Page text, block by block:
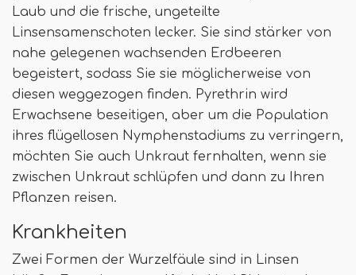
Laub und die frische, ungeteilte
Linsensamenschoten lecker. Sie sind stärker von
nahe gelegenen wachsenden Erdbeeren
begeistert, sodass Sie sie möglicherweise von
diesen weggezogen finden. Pyrethrin wird
Erwachsene beseitigen, aber um die Population
ihres flügellosen Nymphenstadiums zu verringern,
möchten Sie auch Unkraut fernhalten, wenn sie
zwischen Unkraut schlüpfen und dann zu Ihren
Pflanzen reisen.
Krankheiten
Zwei Formen der Wurzelfäule sind in Linsen